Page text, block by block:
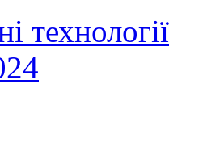
технології